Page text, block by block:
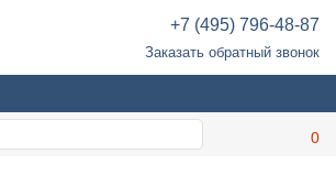
+7 (495) 796-48-87
Заказать обратный звонок